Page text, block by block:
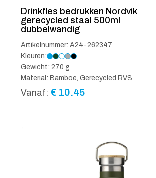
Drinkfles bedrukken Nordvik
gerecycled staal 500ml
dubbelwandig
Artikelnummer: A24-262347
Kleuren:
Gewicht: 270 g
Material: Bamboe, Gerecycled RVS
Vanaf: € 10.45